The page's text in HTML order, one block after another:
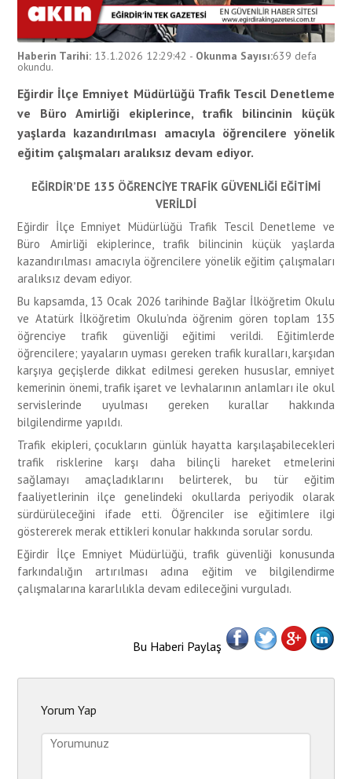
Haberin Tarihi: 13.1.2026 12:29:42 - Okunma Sayısı:639 defa
okundu.
Eğirdir İlçe Emniyet Müdürlüğü Trafik Tescil Denetleme
ve Büro Amirliği ekiplerince, trafik bilincinin küçük
yaşlarda kazandırılması amacıyla öğrencilere yönelik
eğitim çalışmaları aralıksız devam ediyor.
EĞİRDİR’DE 135 ÖĞRENCİYE TRAFİK GÜVENLİĞİ EĞİTİMİ
VERİLDİ
Eğirdir İlçe Emniyet Müdürlüğü Trafik Tescil Denetleme ve
Büro Amirliği ekiplerince, trafik bilincinin küçük yaşlarda
kazandırılması amacıyla öğrencilere yönelik eğitim çalışmaları
aralıksız devam ediyor.
Bu kapsamda, 13 Ocak 2026 tarihinde Bağlar İlköğretim Okulu
ve Atatürk İlköğretim Okulu’nda öğrenim gören toplam 135
öğrenciye trafik güvenliği eğitimi verildi. Eğitimlerde
öğrencilere; yayaların uyması gereken trafik kuralları, karşıdan
karşıya geçişlerde dikkat edilmesi gereken hususlar, emniyet
kemerinin önemi, trafik işaret ve levhalarının anlamları ile okul
servislerinde uyulması gereken kurallar hakkında
bilgilendirme yapıldı.
Trafik ekipleri, çocukların günlük hayatta karşılaşabilecekleri
trafik risklerine karşı daha bilinçli hareket etmelerini
sağlamayı amaçladıklarını belirterek, bu tür eğitim
faaliyetlerinin ilçe genelindeki okullarda periyodik olarak
sürdürüleceğini ifade etti. Öğrenciler ise eğitimlere ilgi
göstererek merak ettikleri konular hakkında sorular sordu.
Eğirdir İlçe Emniyet Müdürlüğü, trafik güvenliği konusunda
farkındalığın artırılması adına eğitim ve bilgilendirme
çalışmalarına kararlılıkla devam edileceğini vurguladı.
Bu Haberi Paylaş
Yorum Yap